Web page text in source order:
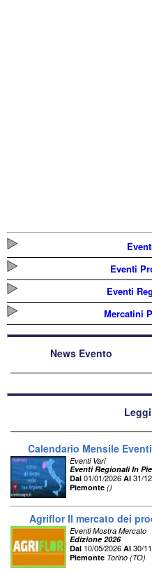
Eventi
Eventi
Mercatini
News Evento
Calendario Mensile
Eventi Vari
Eventi Regionali In
Dal 01/01/2026 Al 31/
Piemonte ()
Agriflor Il mercato dei
Eventi Mostra Mercato
Edizione 2026
Dal 10/05/2026 Al 30/
Piemonte Torino (TO)